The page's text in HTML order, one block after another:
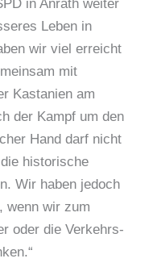
in Anrath weiter
Leben in
wir viel erreicht
mit
Kastanien am
der Kampf um den
Hand darf nicht
historische
Wir haben jedoch
wenn wir zum
oder die Verkehrs-